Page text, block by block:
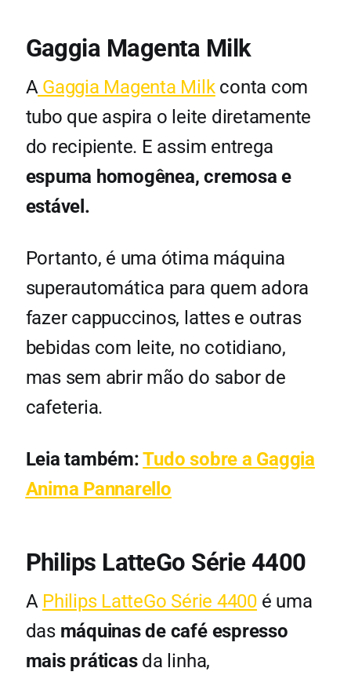
Gaggia Magenta Milk
AGaggia Magenta Milkconta com
tubo que aspira o leite diretamente
do recipiente. E assim entrega
espuma homogênea, cremosa e
estável.
Portanto, é uma ótima máquina
superautomática para quem adora
fazer cappuccinos, lattes e outras
bebidas com leite, no cotidiano,
mas sem abrir mão do sabor de
cafeteria.
Leia também:Tudo sobre a Gaggia
Anima Pannarello
Philips LatteGo Série 4400
A Philips LatteGo Série 4400é uma
das máquinas de café espresso
mais práticas da linha,